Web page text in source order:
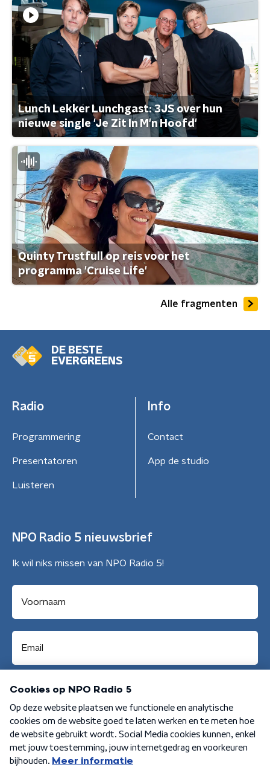
Lunch Lekker Lunchgast: 3JS over hun
nieuwe single 'Je Zit In M'n Hoofd'
Quinty Trustfull op reis voor het
programma 'Cruise Life'
Alle fragmenten
DE BESTE
EVERGREENS
Radio
Programmering
Presentatoren
Luisteren
Info
Contact
App de studio
NPO Radio 5 nieuwsbrief
Ik wil niks missen van NPO Radio 5!
Aanmelden
Algemene voorwaarden